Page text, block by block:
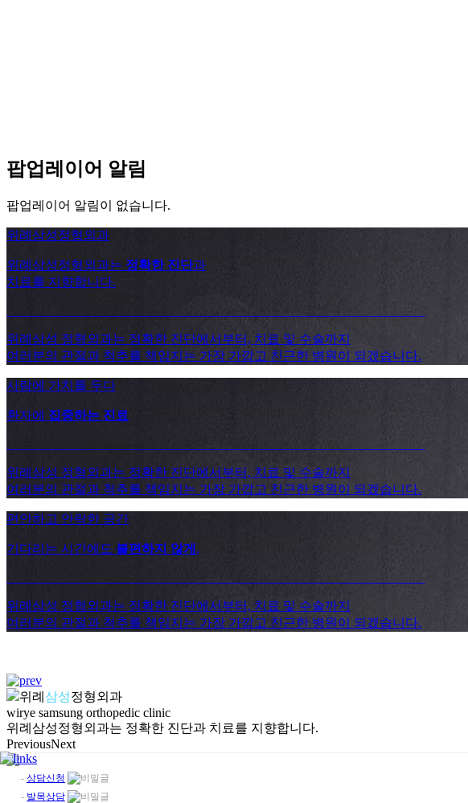
팝업레이어 알림
팝업레이어 알림이 없습니다.
위례삼성정형외과
위례삼성정형외과는 정확한 진단과
치료를 지향합니다.
위례삼성 정형외과는 정확한 진단에서부터, 치료 및 수술까지
여러분의 관절과 척추를 책임지는 가장 가깝고 친근한 병원이 되겠습니다.
사람에 가치를 두다
환자에 집중하는 진료
위례삼성 정형외과는 정확한 진단에서부터, 치료 및 수술까지
여러분의 관절과 척추를 책임지는 가장 가깝고 친근한 병원이 되겠습니다.
편안하고 안락한 공간
기다리는 시간에도 불편하지 않게 ,
위례삼성 정형외과는 정확한 진단에서부터, 치료 및 수술까지
여러분의 관절과 척추를 책임지는 가장 가깝고 친근한 병원이 되겠습니다.
위례 삼성정형외과
wirye samsung orthopedic clinic
위례삼성정형외과는 정확한 진단과 치료를 지향합니다.
PreviousNext
- 상담신청
- 발목상담